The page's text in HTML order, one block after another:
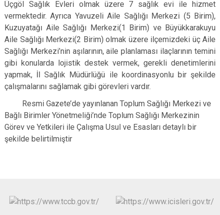
Üçgöl Sağlık Evleri olmak üzere 7 sağlık evi ile hizmet
vermektedir. Ayrıca Yavuzeli Aile Sağlığı Merkezi (5 Birim),
Kuzuyatağı Aile Sağlığı Merkezi(1 Birim) ve Büyükkarakuyu
Aile Sağlığı Merkezi(2 Birim) olmak üzere ilçemizdeki üç Aile
Sağlığı Merkezi’nin aşılarının, aile planlaması ilaçlarının temini
gibi konularda lojistik destek vermek, gerekli denetimlerini
yapmak, İl Sağlık Müdürlüğü ile koordinasyonlu bir şekilde
çalışmalarını sağlamak gibi görevleri vardır.
Resmi Gazete’de yayınlanan Toplum Sağlığı Merkezi ve
Bağlı Birimler Yönetmeliği’nde Toplum Sağlığı Merkezinin
Görev ve Yetkileri ile Çalışma Usul ve Esasları detaylı bir
şekilde belirtilmiştir